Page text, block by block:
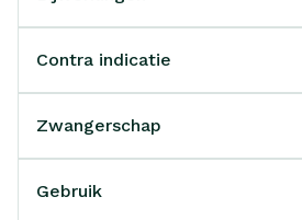
Contra indicatie
Zwangerschap
Gebruik